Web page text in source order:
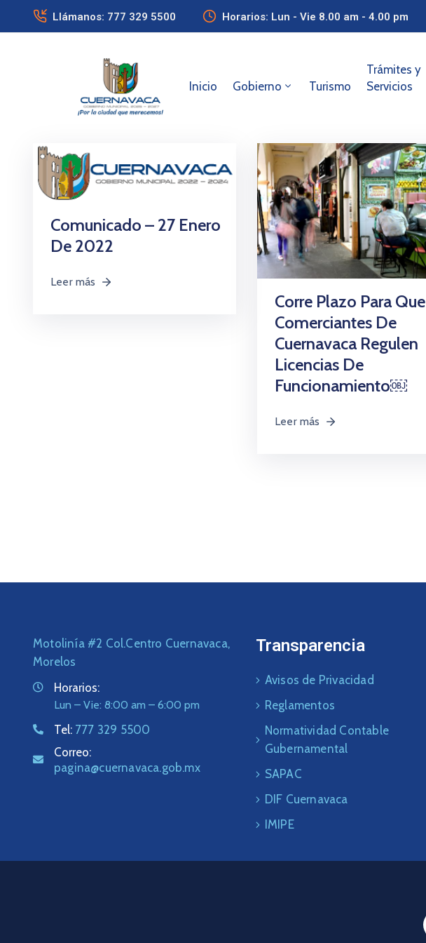
Llámanos: 777 329 5500 Horarios: Lun - Vie 8.00 am - 4.00 pm
Inicio Gobierno Turismo
Trámites y
Servicios
Comunicado – 27 Enero
De 2022
Leer más
Corre Plazo Para Que
Comerciantes De
Cuernavaca Regulen
Licencias De
Funcionamiento￼
Leer más
Motolinía #2 Col.Centro Cuernavaca,
Morelos
Horarios:
Lun – Vie: 8:00 am – 6:00 pm
Tel: 777 329 5500
Correo:
pagina@cuernavaca.gob.mx
Transparencia
Avisos de Privacidad
Reglamentos
Normatividad Contable
Gubernamental
SAPAC
DIF Cuernavaca
IMIPE